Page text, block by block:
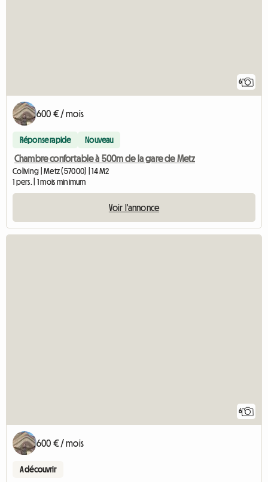
6
600 € / mois
Réponse rapide Nouveau
Chambre confortable à 500m de la gare de Metz
Coliving | Metz (57000) | 14 M2
1 pers. | 1 mois minimum
Voir l'annonce
6
600 € / mois
A découvrir